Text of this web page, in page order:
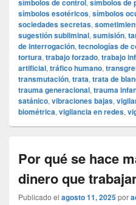
símbolos de control, símbolos de
símbolos esotéricos, símbolos
sociedades secretas,
sugestión subliminal, sumisión,
de interrogación, tecnologías de
tortura, trabajo forzado, trabajo
artificial, tráfico humano,
transmutación, trata, trata de
trauma generacional, trauma
satánico, vibraciones bajas,
biométrica, vigilancia en redes,
Por qué se hace
dinero que
Publicado el agosto 11, 2025por